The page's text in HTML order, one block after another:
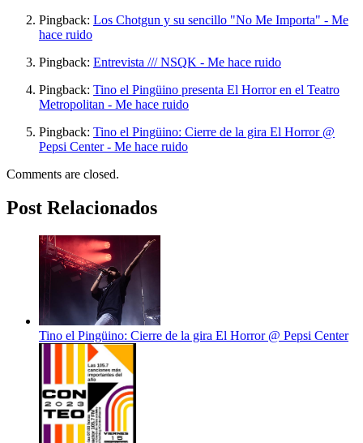
Pingback: Los Chotgun y su sencillo "No Me Importa" - Me
hace ruido
Pingback: Entrevista /// NSQK - Me hace ruido
Pingback: Tino el Pingüino presenta El Horror en el Teatro
Metropolitan - Me hace ruido
Pingback: Tino el Pingüino: Cierre de la gira El Horror @
Pepsi Center - Me hace ruido
Comments are closed.
Post Relacionados
Tino el Pingüino: Cierre de la gira El Horror @ Pepsi Center